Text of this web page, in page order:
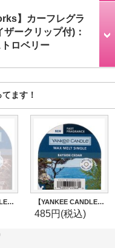
】カーフレグラ
ークリップ付)：
ロベリー
ます！
【YANKEE CANDLE/ヤンキーキャンドル】ワックスメルト：ウォームリュクスカシミア 【YANKEE CANDLE/ヤンキーキャンドル】ワックスメルト：ベイサイドシダー
485円(税込)